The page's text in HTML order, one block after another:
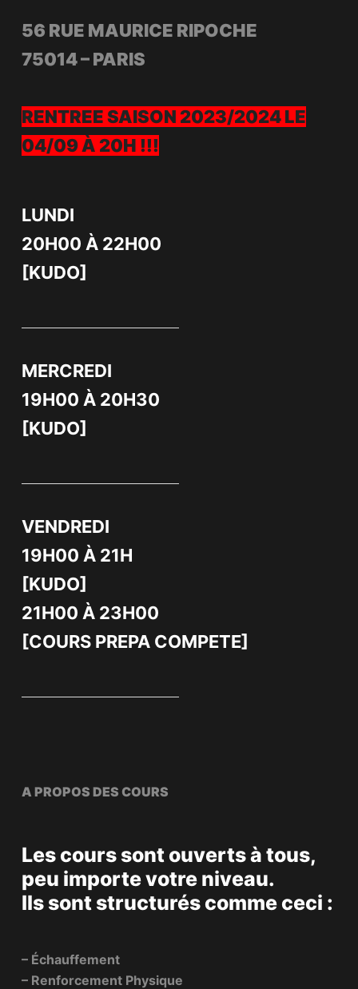
56 RUE MAURICE RIPOCHE
75014 – PARIS
RENTREE SAISON 2023/2024 LE
04/09 À 20H !!!
LUNDI
20H00 À 22H00
[KUDO]
MERCREDI
19H00 À 20H30
[KUDO]
VENDREDI
19H00 À 21H
[KUDO]
21H00 À 23H00
[COURS PREPA COMPETE]
A PROPOS DES COURS
Les cours sont ouverts à tous,
peu importe votre niveau.
Ils sont structurés comme ceci :
– Échauffement
– Renforcement Physique